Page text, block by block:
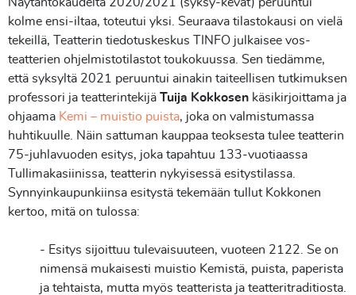
kolme ensi-iltaa, toteutui yksi. Seuraava tilastokausi on vielä
tekeillä, Teatterin tiedotuskeskus TINFO julkaisee vos-
teatterien ohjelmistotilastot toukokuussa. Sen tiedämme,
että syksyltä 2021 peruuntui ainakin taiteellisen tutkimuksen
professori ja teatterintekijä Tuija Kokkosen käsikirjoittama ja
ohjaama Kemi – muistio puista, joka on valmistumassa
huhtikuulle. Näin sattuman kauppaa teoksesta tulee teatterin
75-juhlavuoden esitys, joka tapahtuu 133-vuotiaassa
Tullimakasiinissa, teatterin nykyisessä esitystilassa.
Synnyinkaupunkiinsa esitystä tekemään tullut Kokkonen
kertoo, mitä on tulossa:
- Esitys sijoittuu tulevaisuuteen, vuoteen 2122. Se on
nimensä mukaisesti muistio Kemistä, puista, paperista
ja tehtaista, mutta myös teatterista ja teatteritraditiosta.